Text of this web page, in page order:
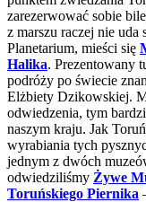
zarezerwować sobie
z marszu raczej nie uda
Planetarium, mieści się
Halika. Prezentowany
podróży po świecie
Elżbiety Dzikowskiej.
odwiedzenia, tym
naszym kraju. Jak
wyrabiania tych
jednym z dwóch
odwiedziliśmy Żywe
Toruńskiego Piernika